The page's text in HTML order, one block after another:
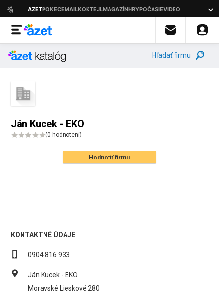
Hľadať firmu
Ján Kucek - EKO
(0 hodnotení)
Hodnotiť firmu
KONTAKTNÉ ÚDAJE
0904 816 933
Ján Kucek - EKO
Moravské Lieskové 280